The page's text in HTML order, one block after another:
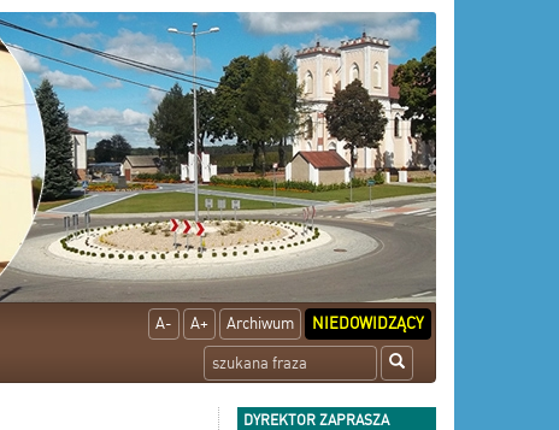
A- A+ Archiwum NIEDOWIDZĄCY
DYREKTOR ZAPRASZA